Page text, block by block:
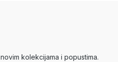
kolekcijama i popustima.